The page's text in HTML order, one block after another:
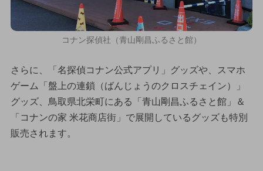
コナン探偵社（青山剛昌ふるさと館）
さらに、「名探偵コナン公式アプリ」グッズや、スマホ
ゲーム「盤上の連鎖（ばんじょうのクロスチェイン）」
グッズ、鳥取県北栄町にある「青山剛昌ふるさと館」＆
「コナンの家 米花商店街」で展開しているグッズも特別
販売されます。